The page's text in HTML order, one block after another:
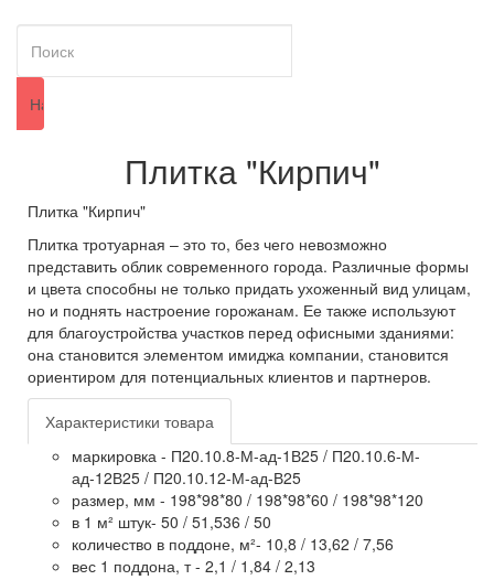
Плитка "Кирпич"
Плитка "Кирпич"
Плитка тротуарная – это то, без чего невозможно
представить облик современного города. Различные формы
и цвета способны не только придать ухоженный вид улицам,
но и поднять настроение горожанам. Ее также используют
для благоустройства участков перед офисными зданиями:
она становится элементом имиджа компании, становится
ориентиром для потенциальных клиентов и партнеров.
Характеристики товара
маркировка - П20.10.8-М-ад-1В25 / П20.10.6-М-
ад-12В25 / П20.10.12-М-ад-В25
размер, мм - 198*98*80 / 198*98*60 / 198*98*120
в 1 м² штук- 50 / 51,536 / 50
количество в поддоне, м²- 10,8 / 13,62 / 7,56
вес 1 поддона, т - 2,1 / 1,84 / 2,13